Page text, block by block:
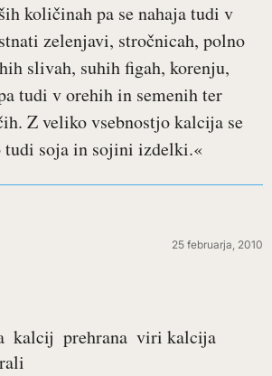
količinah pa se nahaja tudi v
zelenjavi, stročnicah, polno
slivah, suhih figah, korenju,
tudi v orehih in semenih ter
Z veliko vsebnostjo kalcija se
tudi soja in sojini izdelki.«
25 februarja, 2010
kalcij prehrana viri kalcija